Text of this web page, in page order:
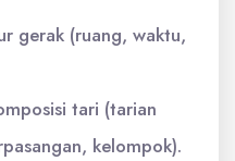
gerak (ruang, waktu,
tari (tarian
kelompok).